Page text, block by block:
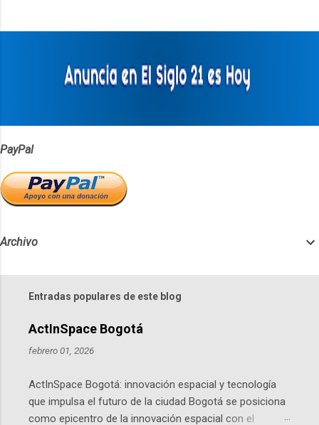
PayPal
Archivo
Entradas populares de este blog
ActInSpace Bogotá
febrero 01, 2026
ActInSpace Bogotá: innovación espacial y tecnología
que impulsa el futuro de la ciudad Bogotá se posiciona
como epicentro de la innovación espacial con el